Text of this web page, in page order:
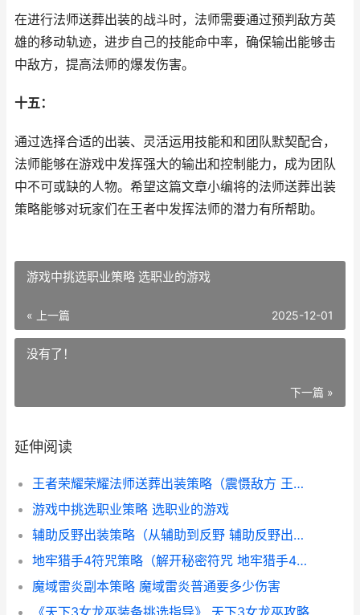
在进行法师送葬出装的战斗时，法师需要通过预判敌方英
雄的移动轨迹，进步自己的技能命中率，确保输出能够击
中敌方，提高法师的爆发伤害。
十五：
通过选择合适的出装、灵活运用技能和和团队默契配合，
法师能够在游戏中发挥强大的输出和控制能力，成为团队
中不可或缺的人物。希望这篇文章小编将的法师送葬出装
策略能够对玩家们在王者中发挥法师的潜力有所帮助。
游戏中挑选职业策略 选职业的游戏
« 上一篇 2025-12-01
没有了！
下一篇 »
延伸阅读
王者荣耀荣耀法师送葬出装策略（震慑敌方 王者荣耀荣耀法师的含金量
游戏中挑选职业策略 选职业的游戏
辅助反野出装策略（从辅助到反野 辅助反野出装策划书
地牢猎手4符咒策略（解开秘密符咒 地牢猎手4符咒最厉害
魔域雷炎副本策略 魔域雷炎普通要多少伤害
《天下3女龙巫装备挑选指导》 天下3女龙巫攻略